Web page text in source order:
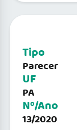
Tipo
Parecer
UF
PA
Nº/Ano
13/2020